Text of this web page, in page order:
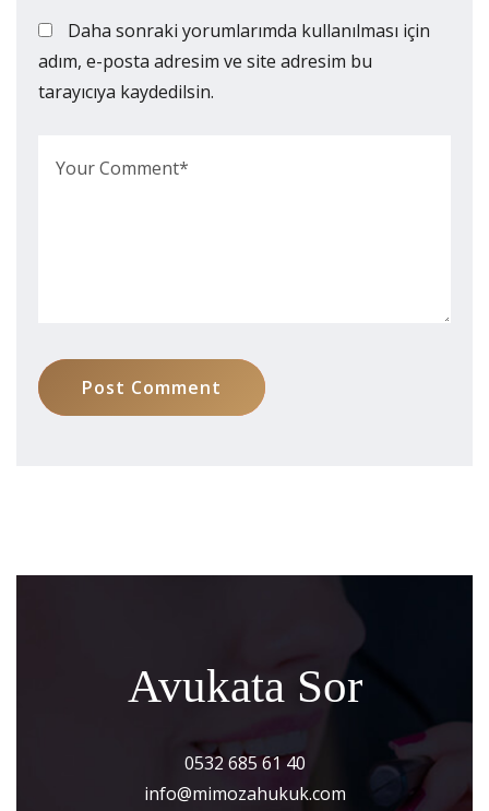
Daha sonraki yorumlarımda kullanılması için
adım, e-posta adresim ve site adresim bu
tarayıcıya kaydedilsin.
Post Comment
Avukata Sor
0532 685 61 40
info@mimozahukuk.com